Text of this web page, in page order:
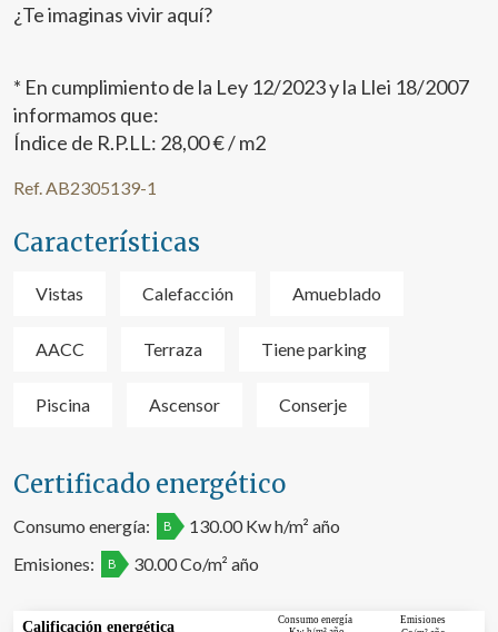
¿Te imaginas vivir aquí?
* En cumplimiento de la Ley 12/2023 y la Llei 18/2007
informamos que:
Índice de R.P.LL: 28,00 € / m2
Ref. AB2305139-1
Características
Vistas Calefacción Amueblado
AACC Terraza Tiene parking
Piscina Ascensor Conserje
Certificado energético
Consumo energía: B
130.00 Kw h/m² año
Emisiones:
B 30.00 Co/m² año
Calificación energética Consumo energía
Emisiones
Este sitio web utiliza Cookies propias para recopilar
instalación de las mismas. El usuario tiene la posibilidad
de configurar su navegador pudiendo, si así lo desea,
deberá tener en cuenta que dicha acción podrá ocasionar
dificultades de navegación de la página web.